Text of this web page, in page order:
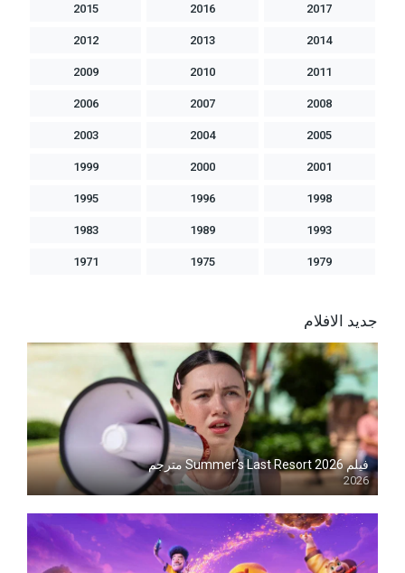
2017
2016
2015
2014
2013
2012
2011
2010
2009
2008
2007
2006
2005
2004
2003
2001
2000
1999
1998
1996
1995
1993
1989
1983
1979
1975
1971
جديد الافلام
فيلم Summer’s Last Resort 2026 مترجم
2026
Blu-ray